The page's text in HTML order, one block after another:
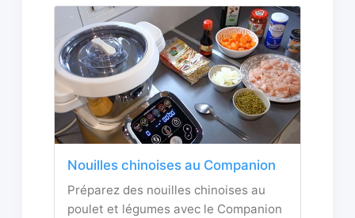
Nouilles chinoises au Companion
Préparez des nouilles chinoises au
poulet et légumes avec le Companion